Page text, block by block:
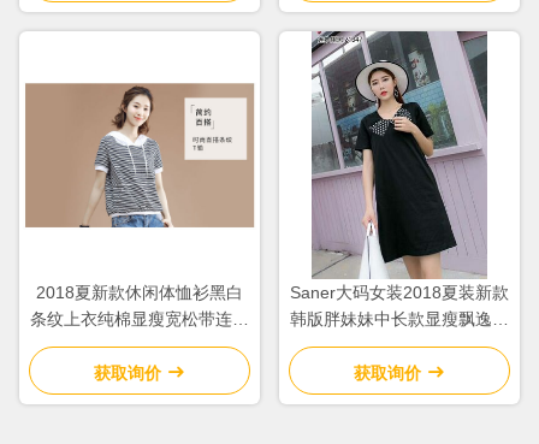
2018夏新款休闲体恤衫黑白
条纹上衣纯棉显瘦宽松带连帽
短袖T恤女
获取询价
Saner大码女装2018夏装新款
韩版胖妹妹中长款显瘦飘逸雪
纺连衣裙
获取询价